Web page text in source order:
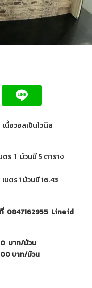
นื้อวอลเป็นไวนิล
ตร 1 ม้วนมี 5 ตาราง
มตร 1 ม้วนมี 16.43
0847162955 Line id
บาท/ม้วน
บาท/ม้วน